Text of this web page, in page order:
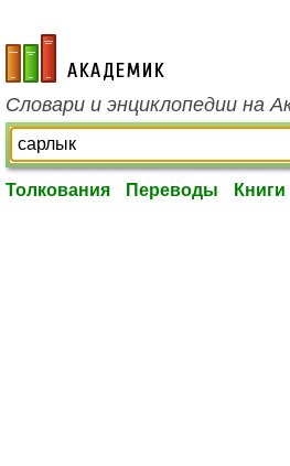
academic.ru
Словари и энциклопедии на
Толкования Переводы Книги